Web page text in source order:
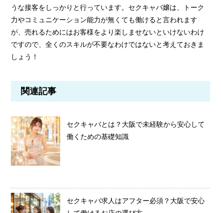
うな接客をしっかりと行っています。セクキャバ嬢は、トーク
力やコミュニケーション能力が無くても働けると言われます
が、売れるためにはお客様をより楽しませないといけないわけ
ですので、全くのスキルが不要なわけではないと考えておきま
しょう！
関連記事
セクキャバとは？大阪で未経験から安心して
働くための基礎知識
セクキャバ求人はアフター必須？大阪で安心